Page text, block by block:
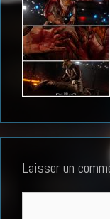
Laisser un